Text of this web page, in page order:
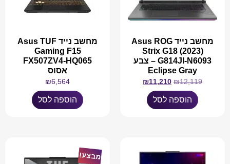
מחשב נייד Asus ROG
Strix G18 (2023)
G814JI-N6093 – צבע
Eclipse Gray
₪12,119
₪11,210
הוספה לסל
מחשב נייד Asus TUF
Gaming F15
FX507ZV4-HQ065
אסוס
₪6,564
הוספה לסל
מבצע!